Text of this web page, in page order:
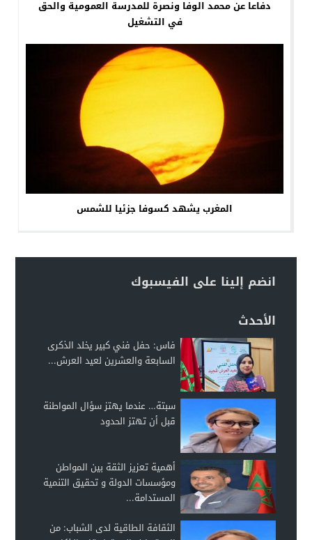
دفاعا عن محمد الوفا ونصرة للمدرسة العمومية والحق
في التشغيل
المغرب يشهد كسوفا جزئيا للشمس
انضم إلينا على الفيسبوك
الأحدث
فاس: حفل فني كبير يخلد الذكرى
السابعة والعشرين لعيد العرش...
سبتة… عندما يهتز سؤال المواطنة
قبل أن تهتز الحدود
أهمية تعزيز الثقة بين المواطن
ومؤسسات الدولة و تحقيق التنمية
المستدامة...
الثقافة الطاقية لدى الشباب: من